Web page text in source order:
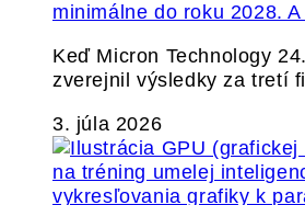
minimálne do roku 2028.
Keď Micron Technology
zverejnil výsledky za tretí
3. júla 2026